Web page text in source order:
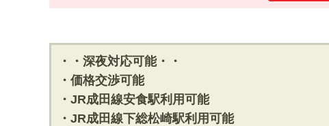
・・深夜対応可能・・
・価格交渉可能
・JR成田線安食駅利用可能
・JR成田線下総松崎駅利用可能